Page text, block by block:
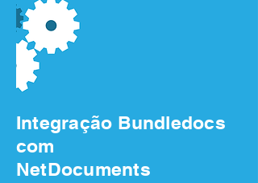
Integração Bundledocs
com
NetDocuments